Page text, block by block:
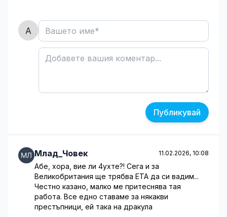
Публикувай
Млад_Човек 11.02.2026, 10:08
Абе, хора, вие ли 4ухте?! Сега и за
Великобритания ще трябва ETA да си вадим...
Честно казано, малко ме притеснява тая
работа. Все едно ставаме за някакви
престъпници, ей така на дракула